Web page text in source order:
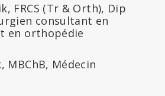
FRCS (Tr & Orth), Dip
consultant en
en orthopédie
MBChB, Médecin